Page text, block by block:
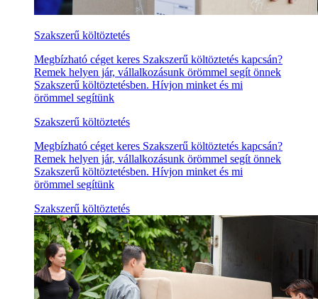
Szakszerű költöztetés
Megbízható céget keres Szakszerű költöztetés kapcsán?
Remek helyen jár, vállalkozásunk örömmel segít önnek
Szakszerű költöztetésben. Hívjon minket és mi
örömmel segítünk
Szakszerű költöztetés
Megbízható céget keres Szakszerű költöztetés kapcsán?
Remek helyen jár, vállalkozásunk örömmel segít önnek
Szakszerű költöztetésben. Hívjon minket és mi
örömmel segítünk
Szakszerű költöztetés